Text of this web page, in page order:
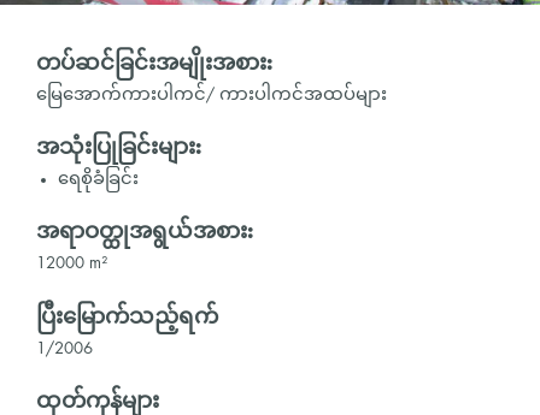
တပ်ဆင်ခြင်းအမျိုးအစား:
မြေအောက်ကားပါကင်/ ကားပါကင်အထပ်များ
အသုံးပြုခြင်းများ:
ရေစိုခံခြင်း
အရာဝတ္ထုအရွယ်အစား:
12000 m²
ပြီးမြောက်သည့်ရက်
1/2006
ထုတ်ကုန်များ